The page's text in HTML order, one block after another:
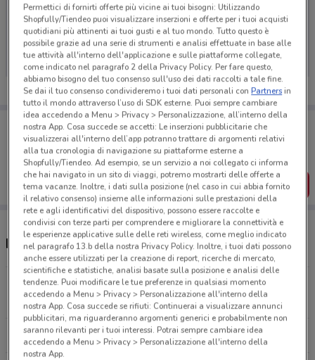
Ci dispiace, al momento non abbiamo pubblicato
volantini nella tua zona. Riprova più tardi.
Porta DoveConviene sempre con te!
Puoi trovare le migliori offerte dei negozi vicino a te,
salvarle e creare la tua lista del risparmio, comodamente
dal tuo cellulare.
SCARICA L’APP
Negozi Bata a Mantova
Via de Lauger Curtatone
5.9 km
APERTO
Tutti i negozi Bata
Permettici di fornirti offerte più vicine ai tuoi bisogni: Utilizzando
Shopfully/Tiendeo puoi visualizzare inserzioni e offerte per i tuoi acquisti
quotidiani più attinenti ai tuoi gusti e al tuo mondo. Tutto questo è
possibile grazie ad una serie di strumenti e analisi effettuate in base alle
tue attività all'interno dell'applicazione e sulle piattaforme collegate,
come indicato nel paragrafo 2 della Privacy Policy. Per fare questo,
abbiamo bisogno del tuo consenso sull'uso dei dati raccolti a tale fine.
Se dai il tuo consenso condivideremo i tuoi dati personali conPartnersin
tutto il mondo attraverso l’uso di SDK esterne. Puoi sempre cambiare
idea accedendo a Menu > Privacy > Personalizzazione, all’interno della
nostra App. Cosa succede se accetti: Le inserzioni pubblicitarie che
visualizzerai all'interno dell’app potranno trattare di argomenti relativi
alla tua cronologia di navigazione su piattaforme esterne a
Shopfully/Tiendeo. Ad esempio, se un servizio a noi collegato ci informa
che hai navigato in un sito di viaggi, potremo mostrarti delle offerte a
tema vacanze. Inoltre, i dati sulla posizione (nel caso in cui abbia fornito
il relativo consenso) insieme alle informazioni sulle prestazioni della
rete e agli identificativi del dispositivo, possono essere raccolte e
condivisi con terze parti per comprendere e migliorare la connettività e
le esperienze applicative sulle delle reti wireless, come meglio indicato
nel paragrafo 13.b della nostra Privacy Policy. Inoltre, i tuoi dati possono
anche essere utilizzati per la creazione di report, ricerche di mercato,
scientifiche e statistiche, analisi basate sulla posizione e analisi delle
tendenze. Puoi modificare le tue preferenze in qualsiasi momento
accedendo a Menu > Privacy > Personalizzazione all'interno della
nostra App. Cosa succede se rifiuti: Continuerai a visualizzare annunci
pubblicitari, ma riguarderanno argomenti generici e probabilmente non
saranno rilevanti per i tuoi interessi. Potrai sempre cambiare idea
accedendo a Menu > Privacy > Personalizzazione all'interno della
nostra App.